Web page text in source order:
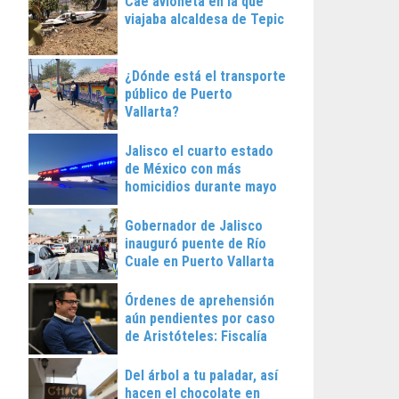
viajaba alcaldesa de Tepic
¿Dónde está el transporte
público de Puerto
Vallarta?
Jalisco el cuarto estado
de México con más
homicidios durante mayo
Gobernador de Jalisco
inauguró puente de Río
Cuale en Puerto Vallarta
Órdenes de aprehensión
aún pendientes por caso
de Aristóteles: Fiscalía
Del árbol a tu paladar, así
hacen el chocolate en